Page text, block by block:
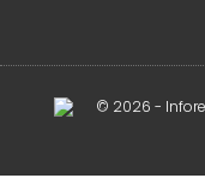
© 2026 -